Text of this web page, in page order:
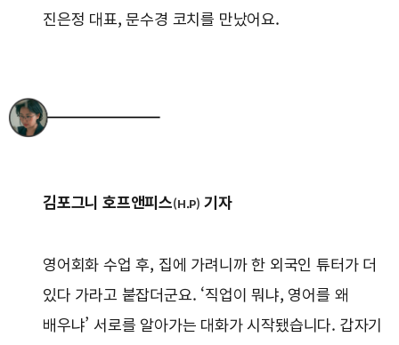
진은정 대표, 문수경 코치를 만났어요.
김포그니 호프앤피스(H.P) 기자
영어회화 수업 후, 집에 가려니까 한 외국인 튜터가 더
있다 가라고 붙잡더군요. ‘직업이 뭐냐, 영어를 왜
배우냐’ 서로를 알아가는 대화가 시작됐습니다. 갑자기